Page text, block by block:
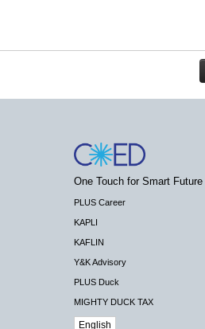
불가능할 경우 회사는 사전 공지나 예고 없
상하지 않습니다.
수 있도록 최선의 노력을 다하여야 합니다.
등의 합법적인 요구가 있는 경우에는 해당
One Touch for Smart Future
PLUS Career
KAPLI
KAFLIN
Y&K Advisory
PLUS Duck
MIGHTY DUCK TAX
English